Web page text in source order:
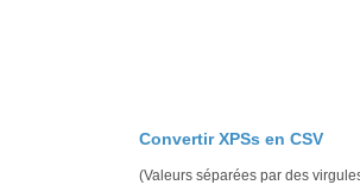
Convertir XPSs en CSV
(Valeurs séparées par des